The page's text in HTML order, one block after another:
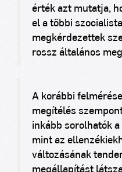
érték azt mutatja,
el a többi
megkérdezettek
rossz általános
A korábbi
megítélés
inkább sorolhatók
mint az
változásának
megállapítást